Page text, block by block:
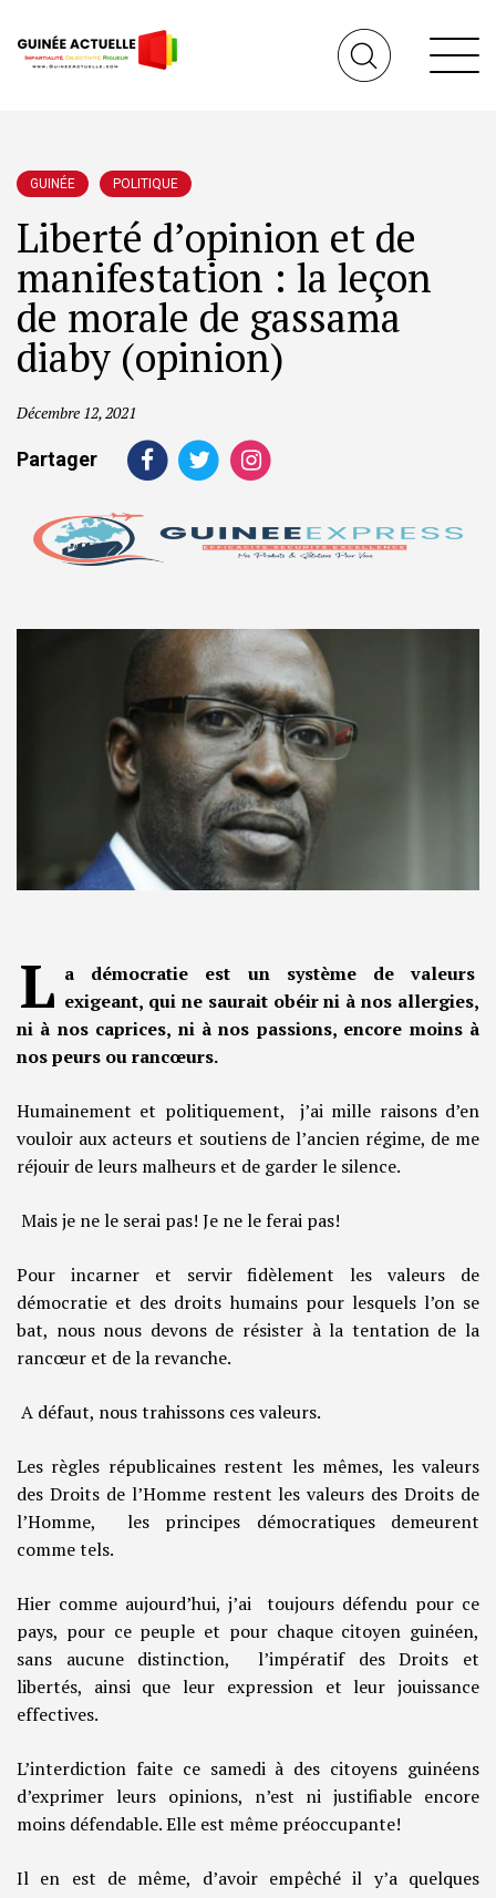
GUINÉE POLITIQUE
Liberté d’opinion et de
manifestation : la leçon
de morale de gassama
diaby (opinion)
Décembre 12, 2021
Partager
L a démocratie est un système de valeurs
exigeant, qui ne saurait obéir ni à nos allergies,
ni à nos caprices, ni à nos passions, encore moins à
nos peurs ou rancœurs.
Humainement et politiquement, j’ai mille raisons d’en
vouloir aux acteurs et soutiens de l’ancien régime, de me
réjouir de leurs malheurs et de garder le silence.
Mais je ne le serai pas! Je ne le ferai pas!
Pour incarner et servir fidèlement les valeurs de
démocratie et des droits humains pour lesquels l’on se
bat, nous nous devons de résister à la tentation de la
rancœur et de la revanche.
A défaut, nous trahissons ces valeurs.
Les règles républicaines restent les mêmes, les valeurs
des Droits de l’Homme restent les valeurs des Droits de
l’Homme, les principes démocratiques demeurent
comme tels.
Hier comme aujourd’hui, j’ai toujours défendu pour ce
pays, pour ce peuple et pour chaque citoyen guinéen,
sans aucune distinction, l’impératif des Droits et
libertés, ainsi que leur expression et leur jouissance
effectives.
L’interdiction faite ce samedi à des citoyens guinéens
d’exprimer leurs opinions, n’est ni justifiable encore
moins défendable. Elle est même préoccupante!
Il en est de même, d’avoir empêché il y’a quelques